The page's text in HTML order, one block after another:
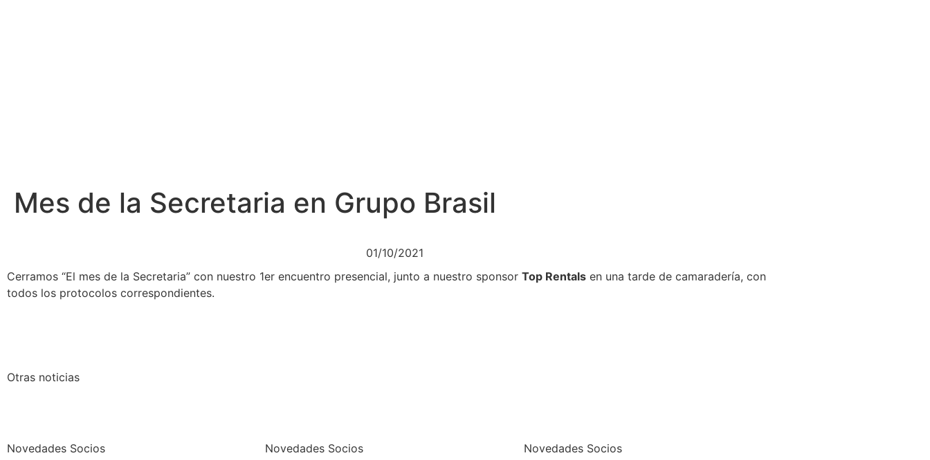
Mes de la Secretaria en Grupo Brasil
01/10/2021
Cerramos “El mes de la Secretaria” con nuestro 1er encuentro presencial, junto a nuestro sponsor Top Rentals en una tarde de camaradería, con
todos los protocolos correspondientes.
Otras noticias
Novedades Socios Novedades Socios Novedades Socios